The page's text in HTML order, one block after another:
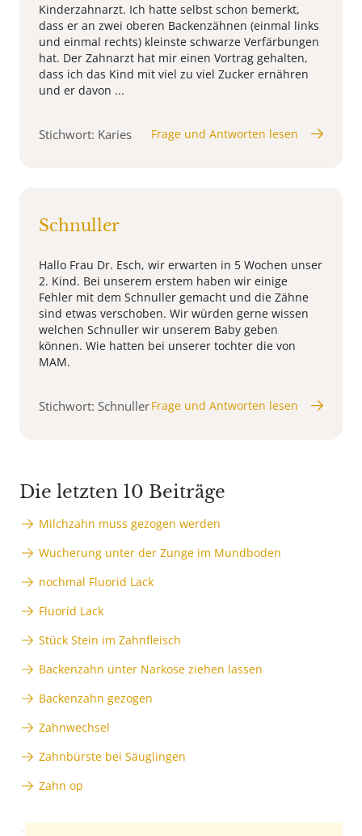
Kinderzahnarzt. Ich hatte selbst schon bemerkt,
dass er an zwei oberen Backenzähnen (einmal links
und einmal rechts) kleinste schwarze Verfärbungen
hat. Der Zahnarzt hat mir einen Vortrag gehalten,
dass ich das Kind mit viel zu viel Zucker ernähren
und er davon ...
Stichwort: Karies Frage und Antworten lesen
Schnuller
Hallo Frau Dr. Esch, wir erwarten in 5 Wochen unser
2. Kind. Bei unserem erstem haben wir einige
Fehler mit dem Schnuller gemacht und die Zähne
sind etwas verschoben. Wir würden gerne wissen
welchen Schnuller wir unserem Baby geben
können. Wie hatten bei unserer tochter die von
MAM.
Stichwort: SchnullerFrage und Antworten lesen
Die letzten 10 Beiträge
Milchzahn muss gezogen werden
Wucherung unter der Zunge im Mundboden
nochmal Fluorid Lack
Fluorid Lack
Stück Stein im Zahnfleisch
Backenzahn unter Narkose ziehen lassen
Backenzahn gezogen
Zahnwechsel
Zahnbürste bei Säuglingen
Zahn op